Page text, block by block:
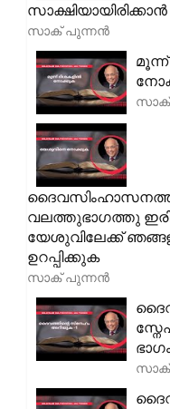
സാക് പുന്നൻ
മൂന്ന്
വലത്തുഭാഗത്തു
യേശുവിലേക്ക്
ഉറപ്പിക്കുക
സാക് പുന്നൻ